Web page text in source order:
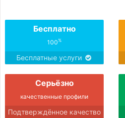
Бесплатно
100%
Бесплатные услуги
Серьёзно
качественные профили
Подтверждённое качество